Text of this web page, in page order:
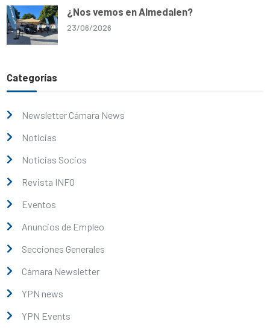
¿Nos vemos en Almedalen?
23/06/2026
Categorías
Newsletter Cámara News
Noticias
Noticias Socios
Revista INFO
Eventos
Anuncios de Empleo
Secciones Generales
Cámara Newsletter
YPN news
YPN Events